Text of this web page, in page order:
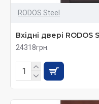
RODOS Steel
Вхідні двері
24318грн.